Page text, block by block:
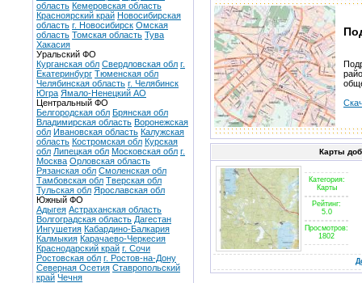
область Кемеровская область
Красноярский край Новосибирская
область г. Новосибирск Омская
область Томская область Тува
Хакасия
Уральский ФО
Курганская обл Свердловская обл г.
Екатеринбург Тюменская обл
Челябинская область г. Челябинск
Югра Ямало-Ненецкий АО
Центральный ФО
Белгородская обл Брянская обл
Владимирская область Воронежская
обл Ивановская область Калужская
область Костромская обл Курская
обл Липецкая обл Московская обл г.
Москва Орловская область
Рязанская обл Смоленская обл
Тамбовская обл Тверская обл
Тульская обл Ярославская обл
Южный ФО
Адыгея Астраханская область
Волгоградская область Дагестан
Ингушетия Кабардино-Балкария
Калмыкия Карачаево-Черкесия
Краснодарский край г. Сочи
Ростовская обл г. Ростов-на-Дону
Северная Осетия Ставропольский
край Чечня
Карты
Категория:
Карты
Рейтинг:
5.0
Просмотров:
1802